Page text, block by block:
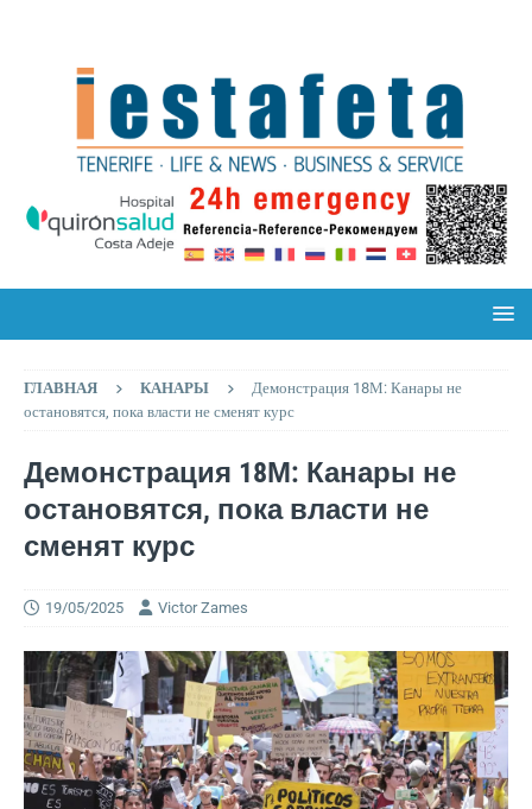
ГЛАВНАЯ КАНАРЫ
Демонстрация 18М: Канары не
остановятся, пока власти не сменят курс
Демонстрация 18М: Канары не
остановятся, пока власти не
сменят курс
19/05/2025 Victor Zames